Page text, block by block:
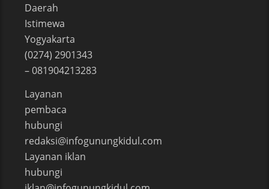
Daerah
Istimewa
Yogyakarta
(0274) 2901343
– 081904213283
Layanan
pembaca
hubungi
redaksi@infogunungkidul.com
Layanan iklan
hubungi